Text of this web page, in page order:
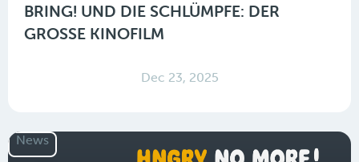
BRING! UND DIE SCHLÜMPFE: DER
GROSSE KINOFILM
Dec 23, 2025
News